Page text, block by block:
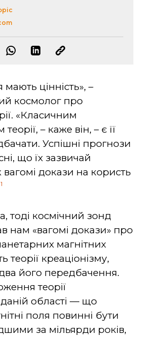
цінність», –
космолог про
«Класичним
– каже він, – є її
Успішні прогнози
що їх зазвичай
докази на користь
1
тоді космічний зонд
нам «вагомі докази» про
магнітних
теорії креаціонізму,
його передбачення.
теорії
області — що
поля повинні бути
за мільярди років,